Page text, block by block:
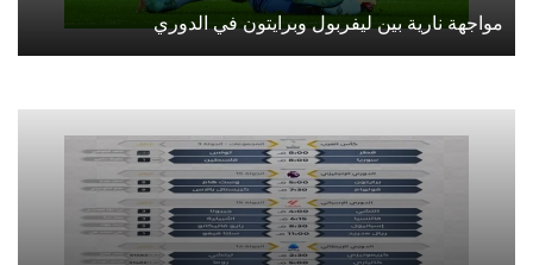
مواجهة نارية بين ليفربول وبرايتون في الدوري